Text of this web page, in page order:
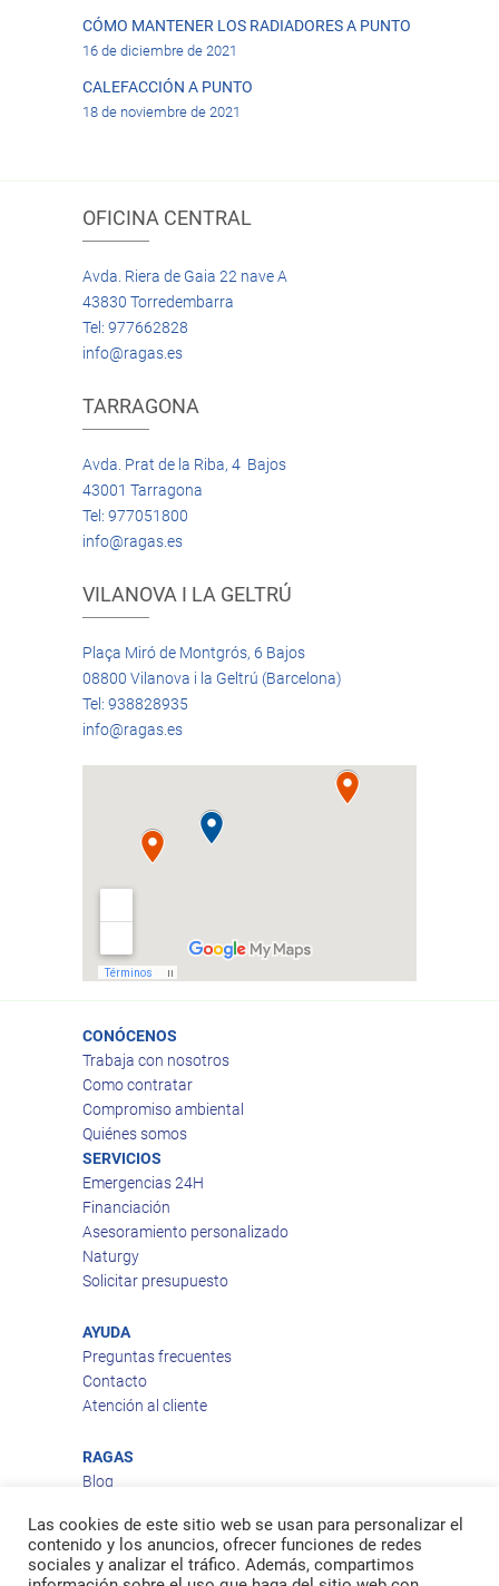
CÓMO MANTENER LOS RADIADORES A PUNTO
16 de diciembre de 2021
CALEFACCIÓN A PUNTO
18 de noviembre de 2021
OFICINA CENTRAL
Avda. Riera de Gaia 22 nave A
43830 Torredembarra
Tel: 977662828
info@ragas.es
TARRAGONA
Avda. Prat de la Riba, 4 Bajos
43001 Tarragona
Tel: 977051800
info@ragas.es
VILANOVA I LA GELTRÚ
Plaça Miró de Montgrós, 6 Bajos
08800 Vilanova i la Geltrú (Barcelona)
Tel: 938828935
info@ragas.es
CONÓCENOS
Trabaja con nosotros
Como contratar
Compromiso ambiental
Quiénes somos
SERVICIOS
Emergencias 24H
Financiación
Asesoramiento personalizado
Naturgy
Solicitar presupuesto
AYUDA
Preguntas frecuentes
Contacto
Atención al cliente
RAGAS
Blog
Política de privacidad
Política de cookies
Política de envío
Las cookies de este sitio web se usan para personalizar el
contenido y los anuncios, ofrecer funciones de redes
sociales y analizar el tráfico. Además, compartimos